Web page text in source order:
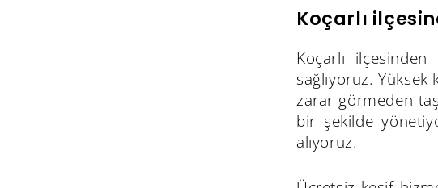
Koçarlı
Koçarlı ilçesinden
sağlıyoruz.
zarar görmeden
bir şekilde
alıyoruz.